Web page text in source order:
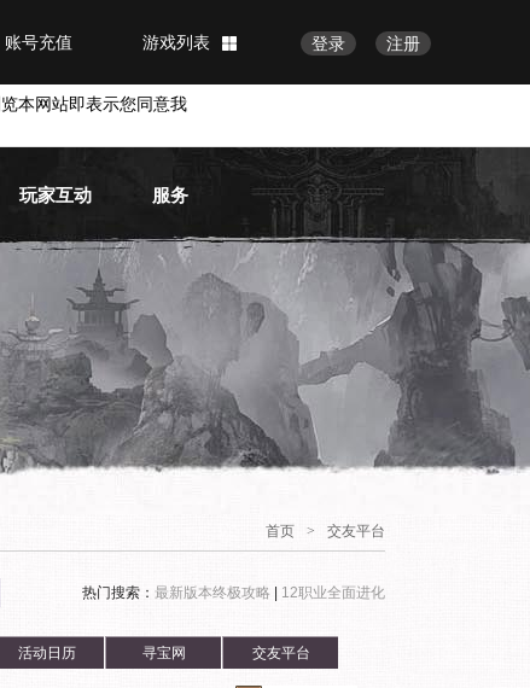
注册
登录
游戏列表
账号充值
本网站即表示您同意我
玩家互动 服务
官方微博
常见问题
物品找回
账号安全
VIP会员
首页 > 交友平台
热门搜索： 最新版本终极攻略 12职业全面进化
活动日历 寻宝网 交友平台